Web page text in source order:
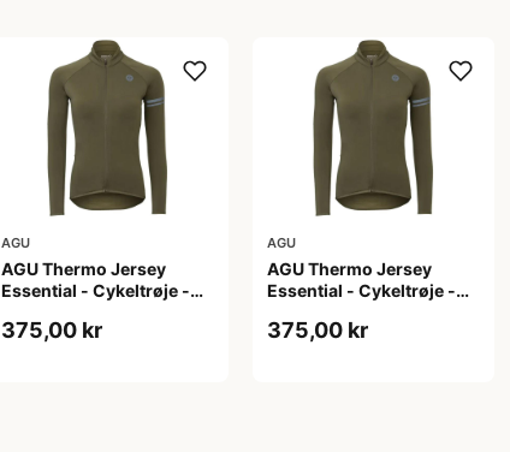
AGU
AGU Thermo Jersey
Essential - Cykeltrøje -
375,00 kr
AGU
AGU Thermo Jersey
Essential - Cykeltrøje -
XL
375,00 kr